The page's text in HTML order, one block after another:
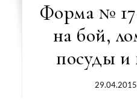
Форма №
на бой,
посуды и
29.04.2015